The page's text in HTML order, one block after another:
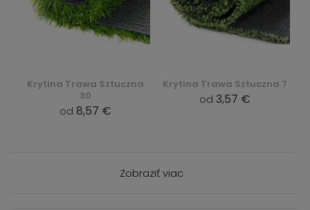
Krytina Trawa Sztuczna
30
od 8,57 €
Krytina Trawa Sztuczna 7
od 3,57 €
Zobraziť viac